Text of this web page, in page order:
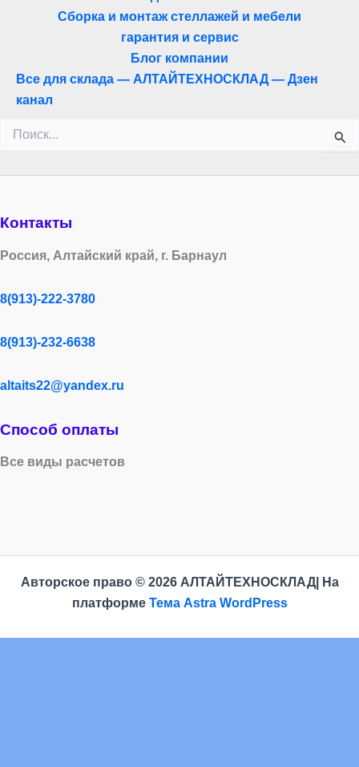
Сборка и монтаж стеллажей и мебели
гарантия и сервис
Блог компании
Все для склада — АЛТАЙТЕХНОСКЛАД — Дзен
канал
Контакты
Россия, Алтайский край, г. Барнаул
8(913)-222-3780
8(913)-232-6638
altaits22@yandex.ru
Способ оплаты
Все виды расчетов
Авторское право © 2026 АЛТАЙТЕХНОСКЛАД| На
платформе Тема Astra WordPress